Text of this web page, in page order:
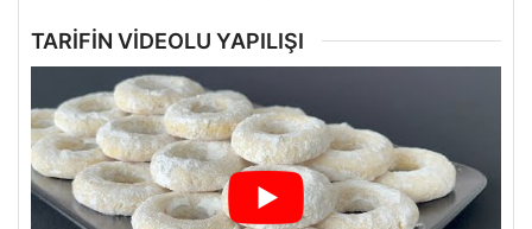
TARİFİN VİDEOLU YAPILIŞI